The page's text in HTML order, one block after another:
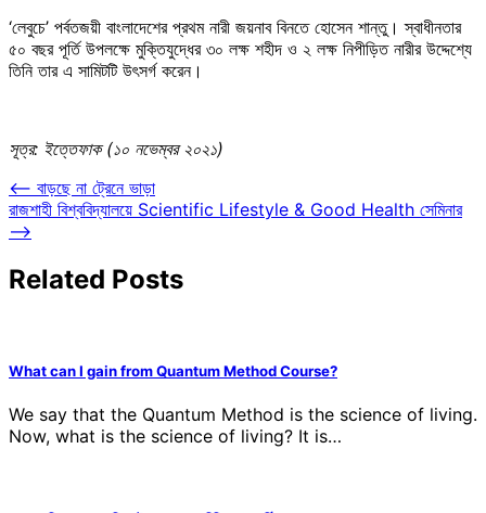
‘লেবুচে’ পর্বতজয়ী বাংলাদেশের প্রথম নারী জয়নাব বিনতে হোসেন শান্তু। স্বাধীনতার
৫০ বছর পূর্তি উপলক্ষে মুক্তিযুদ্ধের ৩০ লক্ষ শহীদ ও ২ লক্ষ নিপীড়িত নারীর উদ্দেশ্যে
তিনি তার এ সামিটটি উৎসর্গ করেন।
সূত্র: ইত্তেফাক (১০ নভেম্বর ২০২১)
Post
navigation
⟵ বাড়ছে না ট্রেনে ভাড়া
রাজশাহী বিশ্ববিদ্যালয়ে Scientific Lifestyle & Good Health সেমিনার
⟶
Related Posts
What can I gain from Quantum Method Course?
We say that the Quantum Method is the science of living.
Now, what is the science of living? It is…